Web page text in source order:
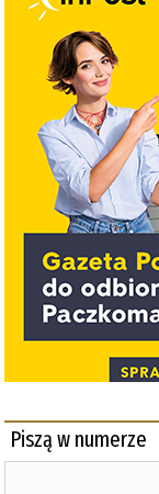
Piszą w numerze